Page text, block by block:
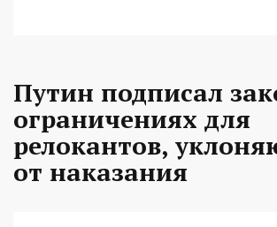
Путин подписал
ограничениях для
релокантов,
от наказания